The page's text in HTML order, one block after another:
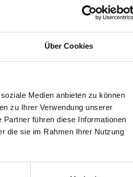
Über Cookies
Medien anbieten zu können
zu Ihrer Verwendung unserer
führen diese Informationen
die sie im Rahmen Ihrer Nutzung
at
Oversigt
Her kan du lære mere om
med din kundekonto hos BAT.
hvordan du får startet med at
hvilke andre muligheder du